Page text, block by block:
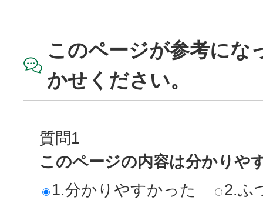
このページが参考にな
かせください。
質問1
このページの内容は分かりや
1.分かりやすかった
2.ふ